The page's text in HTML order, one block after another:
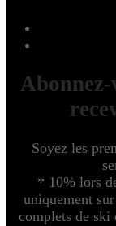
Soyez les
* 10% lors
uniquement
complets de ski